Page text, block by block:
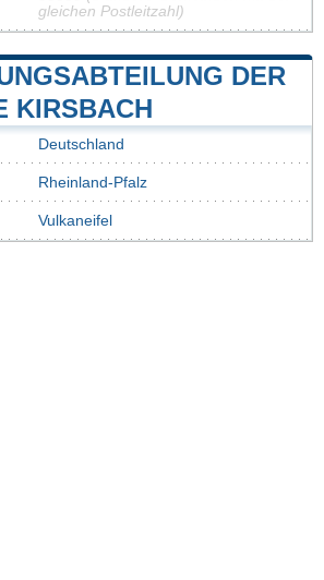
gleichen Postleitzahl)
DER
KIRSBACH
Deutschland
Rheinland-Pfalz
Vulkaneifel